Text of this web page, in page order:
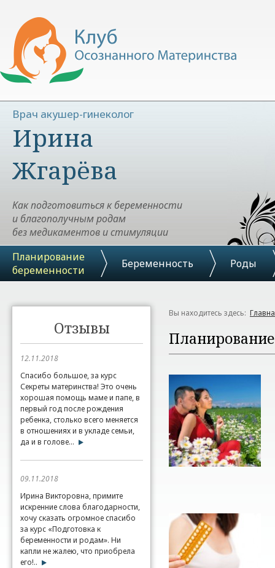
Врач акушер-гинеколог
Ирина
Жгарёва
Как подготовиться к беременности
и благополучным родам
без медикаментов и стимуляции
Планирование
беременности
Беременность Роды
Отзывы
12.11.2018
Спасибо большое, за курс
Секреты материнства! Это очень
хорошая помощь маме и папе, в
первый год после рождения
ребенка, столько всего меняется
в отношениях и в укладе семьи,
да и в голове...
09.11.2018
Ирина Викторовна, примите
искренние слова благодарности,
хочу сказать огромное спасибо
за курс «Подготовка к
беременности и родам». Ни
капли не жалею, что приобрела
его!..
Вы находитесь здесь: